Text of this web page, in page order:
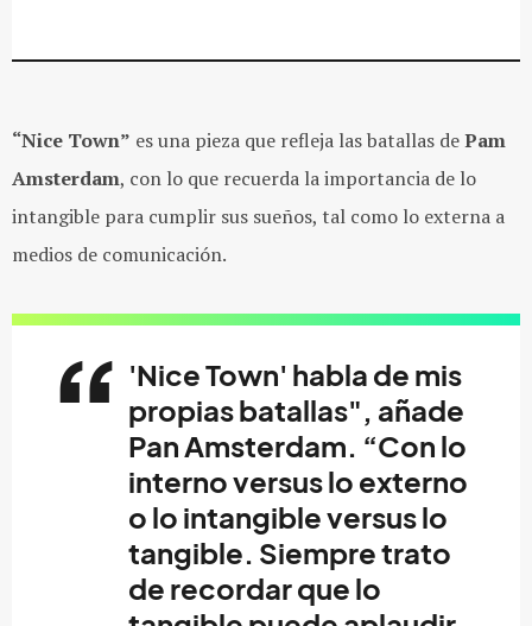
“Nice Town” es una pieza que refleja las batallas dePam
Amsterdam, con lo que recuerda la importancia de lo
intangible para cumplir sus sueños, tal como lo externa a
medios de comunicación.
'Nice Town' habla de mis
propias batallas", añade
Pan Amsterdam. “Con lo
interno versus lo externo
o lo intangible versus lo
tangible. Siempre trato
de recordar que lo